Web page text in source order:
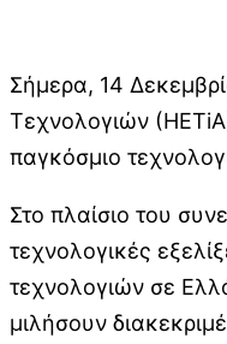
Σήμερα, 14
Τεχνολογιών
παγκόσμιο
Στο πλαίσιο του
τεχνολογικές
τεχνολογιών σε
μιλήσουν